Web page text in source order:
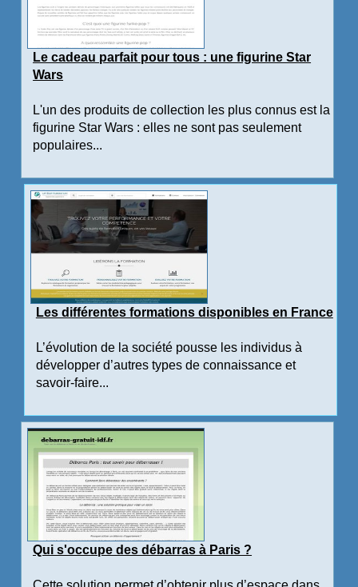
Le cadeau parfait pour tous : une figurine Star
Wars
L'un des produits de collection les plus connus est la
figurine Star Wars : elles ne sont pas seulement
populaires...
Les différentes formations disponibles en France
L’évolution de la société pousse les individus à
développer d’autres types de connaissance et
savoir-faire...
Qui s'occupe des débarras à Paris ?